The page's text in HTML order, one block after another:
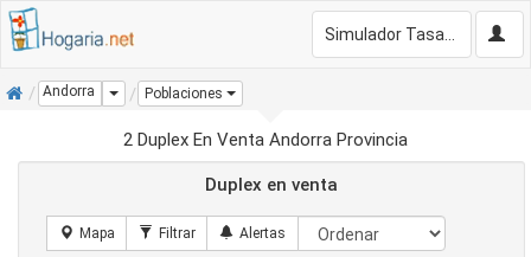
InicioAndorra Dropdown
Poblaciones
2 Duplex En Venta Andorra Provincia
Duplex en venta